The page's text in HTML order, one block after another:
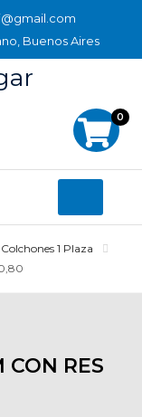
Buenos Aires
0
Colchones 1 Plaza
CON RES